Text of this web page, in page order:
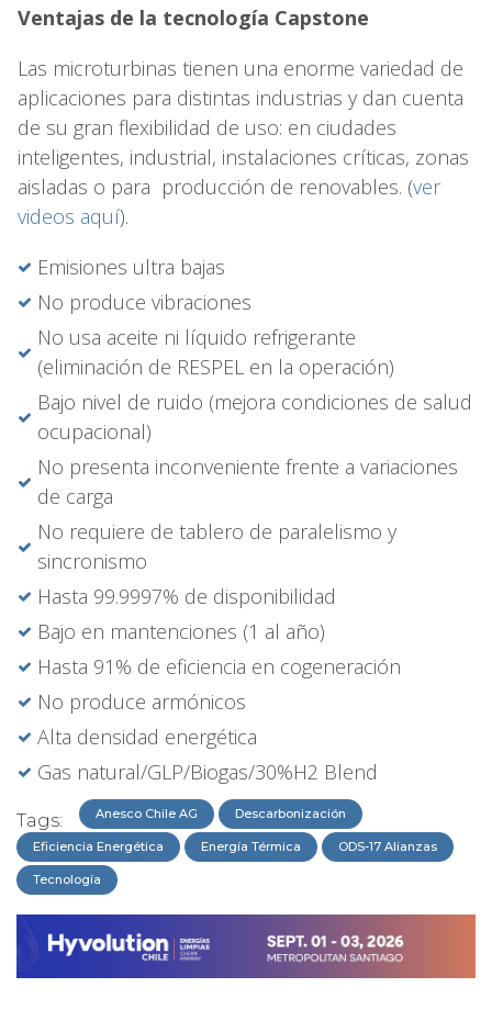
Ventajas de la tecnología Capstone
Las microturbinas tienen una enorme variedad de
aplicaciones para distintas industrias y dan cuenta
de su gran flexibilidad de uso: en ciudades
inteligentes, industrial, instalaciones críticas, zonas
aisladas o para producción de renovables. (ver
videos aquí).
Emisiones ultra bajas
No produce vibraciones
No usa aceite ni líquido refrigerante
(eliminación de RESPEL en la operación)
Bajo nivel de ruido (mejora condiciones de salud
ocupacional)
No presenta inconveniente frente a variaciones
de carga
No requiere de tablero de paralelismo y
sincronismo
Hasta 99.9997% de disponibilidad
Bajo en mantenciones (1 al año)
Hasta 91% de eficiencia en cogeneración
No produce armónicos
Alta densidad energética
Gas natural/GLP/Biogas/30%H2 Blend
Tags: Anesco Chile AG Descarbonización
Eficiencia Energética Energía Térmica ODS-17 Alianzas
Tecnología